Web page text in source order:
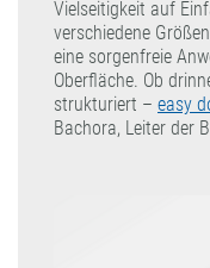
Vielseitigkeit auf
verschiedene
eine sorgenfreie
Oberfläche. Ob
strukturiert – easy
Bachora, Leiter der